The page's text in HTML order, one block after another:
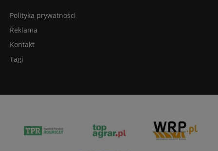
Polityka prywatności
Reklama
Kontakt
Tagi